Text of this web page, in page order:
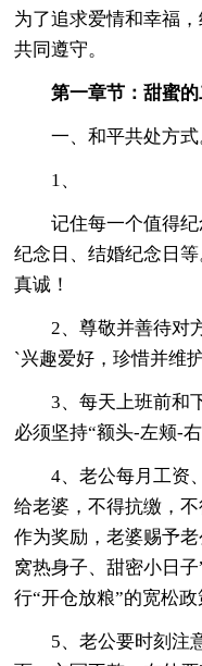
为了追求爱情和幸福
共同遵守。
第一章节：甜蜜
一、和平共处方式
1、
记住每一个值得
纪念日、结婚纪念日
真诚！
2、尊敬并善待对
`兴趣爱好，珍惜并维
3、每天上班前和
必须坚持“额头-左颊-
4、老公每月工资
给老婆，不得抗缴，
作为奖励，老婆赐予
窝热身子、甜密小日
行“开仓放粮”的宽松
5、老公要时刻注